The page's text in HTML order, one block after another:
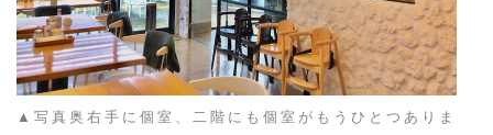
▲写真 奥右手に個室、二階にも個室がもうひとつありま